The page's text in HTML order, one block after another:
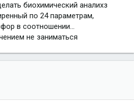
биохимический аналихз
по 24 параметрам,
в соотношении...
не заниматься